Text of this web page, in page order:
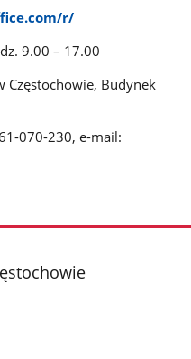
r/
9.00 – 17.00
Częstochowie, Budynek
070-230, e-mail: